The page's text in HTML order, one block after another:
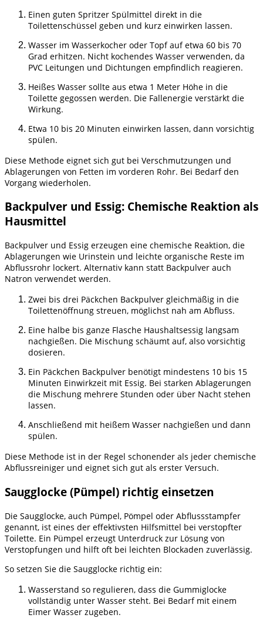
Einen guten Spritzer Spülmittel direkt in die
Toilettenschüssel geben und kurz einwirken lassen.
Wasser im Wasserkocher oder Topf auf etwa 60 bis 70
Grad erhitzen. Nicht kochendes Wasser verwenden, da
PVC Leitungen und Dichtungen empfindlich reagieren.
Heißes Wasser sollte aus etwa 1 Meter Höhe in die
Toilette gegossen werden. Die Fallenergie verstärkt die
Wirkung.
Etwa 10 bis 20 Minuten einwirken lassen, dann vorsichtig
spülen.
Diese Methode eignet sich gut bei Verschmutzungen und
Ablagerungen von Fetten im vorderen Rohr. Bei Bedarf den
Vorgang wiederholen.
Backpulver und Essig: Chemische Reaktion als
Hausmittel
Backpulver und Essig erzeugen eine chemische Reaktion, die
Ablagerungen wie Urinstein und leichte organische Reste im
Abflussrohr lockert. Alternativ kann statt Backpulver auch
Natron verwendet werden.
Zwei bis drei Päckchen Backpulver gleichmäßig in die
Toilettenöffnung streuen, möglichst nah am Abfluss.
Eine halbe bis ganze Flasche Haushaltsessig langsam
nachgießen. Die Mischung schäumt auf, also vorsichtig
dosieren.
Ein Päckchen Backpulver benötigt mindestens 10 bis 15
Minuten Einwirkzeit mit Essig. Bei starken Ablagerungen
die Mischung mehrere Stunden oder über Nacht stehen
lassen.
Anschließend mit heißem Wasser nachgießen und dann
spülen.
Diese Methode ist in der Regel schonender als jeder chemische
Abflussreiniger und eignet sich gut als erster Versuch.
Saugglocke (Pümpel) richtig einsetzen
Die Saugglocke, auch Pümpel, Pömpel oder Abflussstampfer
genannt, ist eines der effektivsten Hilfsmittel bei verstopfter
Toilette. Ein Pümpel erzeugt Unterdruck zur Lösung von
Verstopfungen und hilft oft bei leichten Blockaden zuverlässig.
So setzen Sie die Saugglocke richtig ein:
Wasserstand so regulieren, dass die Gummiglocke
vollständig unter Wasser steht. Bei Bedarf mit einem
Eimer Wasser zugeben.